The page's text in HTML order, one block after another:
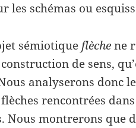
les schémas ou
sémiotique flèchene
de sens,
analyserons donc le
rencontrées
Nous montrerons que